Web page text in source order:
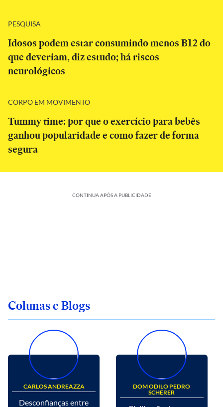
PESQUISA
Idosos podem estar consumindo menos B12 do
que deveriam, diz estudo; há riscos
neurológicos
CORPO EM MOVIMENTO
Tummy time: por que o exercício para bebês
ganhou popularidade e como fazer de forma
segura
CONTINUA APÓS A PUBLICIDADE
Colunas e Blogs
CARLOS ANDREAZZA
Desconfianças entre
DOM ODILO PEDRO
SCHERER